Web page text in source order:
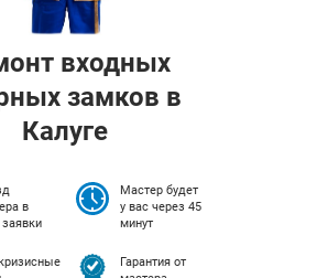
входных
замков в
Калуге
в
Мастер будет
у вас через 45
минут
Гарантия от